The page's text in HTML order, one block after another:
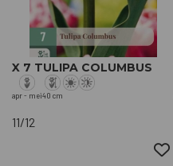
X 7 TULIPA COLUMBUS
apr - mei40 cm
11/12